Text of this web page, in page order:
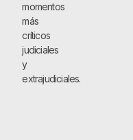
momentos
más
críticos
judiciales
y
extrajudiciales.